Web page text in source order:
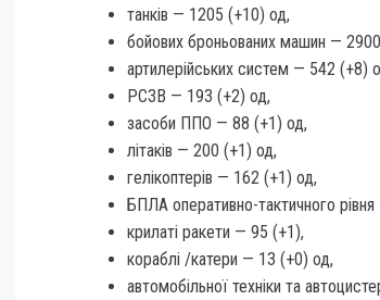
танків — 1205 (+10) од,
бойових броньованих машин —
артилерійських систем — 542 (+8)
РСЗВ — 193 (+2) од,
засоби ППО — 88 (+1) од,
літаків — 200 (+1) од,
гелікоптерів — 162 (+1) од,
БПЛА оперативно-тактичного
крилаті ракети — 95 (+1),
кораблі /катери — 13 (+0) од,
автомобільної техніки та